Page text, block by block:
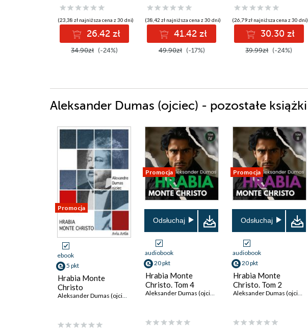
(23,38 zł najniższa cena z 30 dni)
26.42 zł
34.90zł (-24%)
(38,42 zł najniższa cena z 30 dni)
41.42 zł
49.90zł (-17%)
(26,79 zł najniższa cena z 30 dni)
30.30 zł
39.99zł (-24%)
Aleksander Dumas (ojciec) - pozostałe książki
Promocja
ebook
5 pkt
Hrabia Monte
Christo
Aleksander Dumas (ojciec)
Promocja
Odsłuchaj
audiobook
20 pkt
Hrabia Monte
Christo. Tom 4
Aleksander Dumas (ojciec)
Promocja
Odsłuchaj
audiobook
20 pkt
Hrabia Monte
Christo. Tom 2
Aleksander Dumas (ojciec)